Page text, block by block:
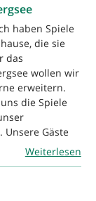
haben Spiele
die sie
das
wollen wir
erweitern.
die Spiele
Gäste
Weiterlesen